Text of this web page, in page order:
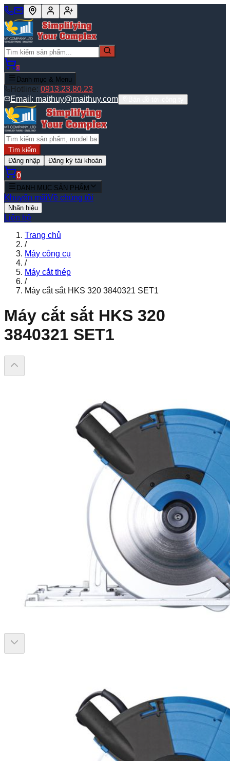
0
Danh mục & Menu
Hotline: 0913.23.80.23
Email: maithuy@maithuy.com
Tìm kiếm
Đăng nhập
Đăng ký tài khoản
0
DANH MỤC SẢN PHẨM
Khuyến mãiVề chúng tôi
Nhãn hiệu
Liên hệ
Trang chủ
/
Máy công cụ
/
Máy cắt thép
/
Máy cắt sắt HKS 320 3840321 SET1
Máy cắt sắt HKS 320
3840321 SET1